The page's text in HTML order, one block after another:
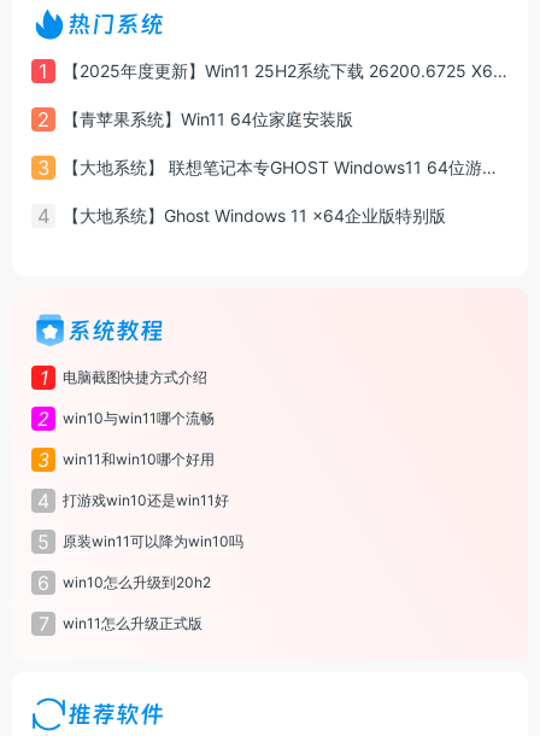
热门系统
1 【2025年度更新】Win11 25H2系统下载 26200.6725 X64 专业版
2 【青苹果系统】Win11 64位家庭安装版
3 【大地系统】 联想笔记本专GHOST Windows11 64位游戏增强版系统镜像
4 【大地系统】Ghost Windows 11 x64企业版特别版
系统教程
1 电脑截图快捷方式介绍
2 win10与win11哪个流畅
3 win11和win10哪个好用
4 打游戏win10还是win11好
5 原装win11可以降为win10吗
6 win10怎么升级到20h2
7 win11怎么升级正式版
推荐软件